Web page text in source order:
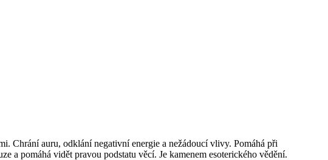
Chrání auru, odklání negativní energie a nežádoucí vlivy. Pomáhá při
a pomáhá vidět pravou podstatu věcí. Je kamenem esoterického vědění.